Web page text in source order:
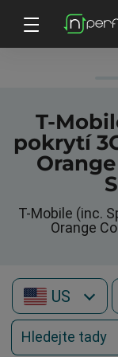
T-
pokrytí
T-Mobile (inc.
Orange
US